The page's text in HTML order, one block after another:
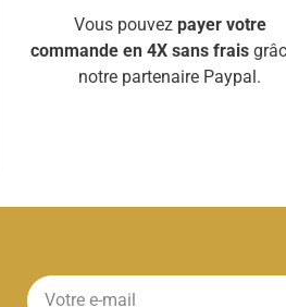
Vous pouvez payer votre
commande en 4X sans frais
notre partenaire Paypal.